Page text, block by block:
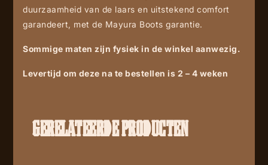
duurzaamheid van de laars en uitstekend comfort
garandeert, met de Mayura Boots garantie.
Sommige maten zijn fysiek in de winkel aanwezig.
Levertijd om deze na te bestellen is 2 – 4 weken
GERELATEERDE PRODUCTEN